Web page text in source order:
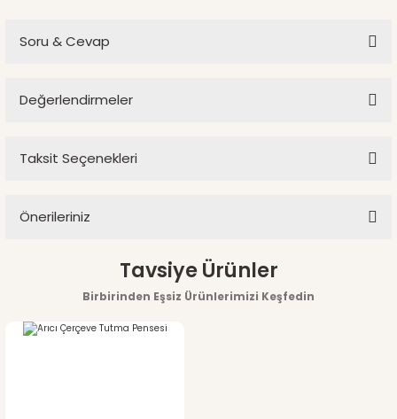
Soru & Cevap
Değerlendirmeler
Taksit Seçenekleri
Önerileriniz
Bu ürünün fiyat bilgisi, resim, ürün açıklamalarında ve diğer
konularda yetersiz gördüğünüz noktaları öneri formunu
Tavsiye Ürünler
Birbirinden Eşsiz Ürünlerimizi Keşfedin